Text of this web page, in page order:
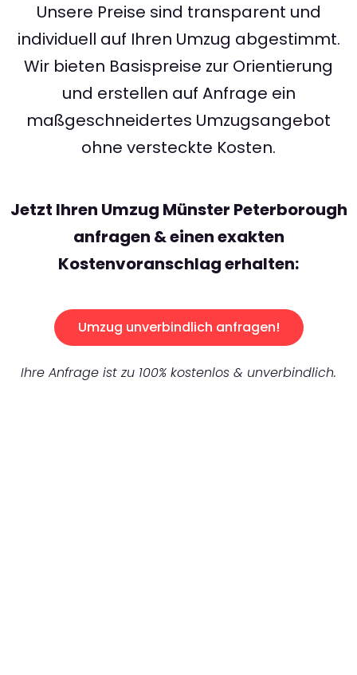
Unsere Preise sind transparent und
individuell auf Ihren Umzug abgestimmt.
Wir bieten Basispreise zur Orientierung
und erstellen auf Anfrage ein
maßgeschneidertes Umzugsangebot
ohne versteckte Kosten.
Jetzt Ihren Umzug Münster Peterborough
anfragen & einen exakten
Kostenvoranschlag erhalten:
Umzug unverbindlich anfragen!
Ihre Anfrage ist zu 100% kostenlos & unverbindlich.